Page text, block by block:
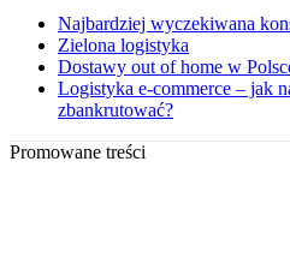
Najbardziej wyczekiwana
Zielona logistyka
Dostawy out of home w
Logistyka e-commerce – jak
zbankrutować?
Promowane treści